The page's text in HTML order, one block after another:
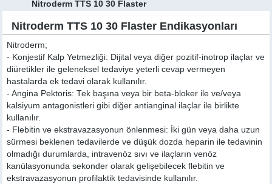
Nitroderm TTS 10 30 Flaster
Nitroderm TTS 10 30 Flaster Endikasyonları
Nitroderm;
- Konjestif Kalp Yetmezliği: Dijital veya diğer pozitif-inotrop ilaçlar ve
diüretikler ile geleneksel tedaviye yeterli cevap vermeyen
hastalarda ek tedavi olarak kullanılır.
- Angina Pektoris: Tek başına veya bir beta-bloker ile ve/veya
kalsiyum antagonistleri gibi diğer antianginal ilaçlar ile birlikte
kullanılır.
- Flebitin ve ekstravazasyonun önlenmesi: İki gün veya daha uzun
sürmesi beklenen tedavilerde ve düşük dozda heparin ile tedavinin
olmadığı durumlarda, intravenöz sıvı ve ilaçların venöz
kanülasyonunda sekonder olarak gelişebilecek flebitin ve
ekstravazasyonun profilaktik tedavisinde kullanılır.